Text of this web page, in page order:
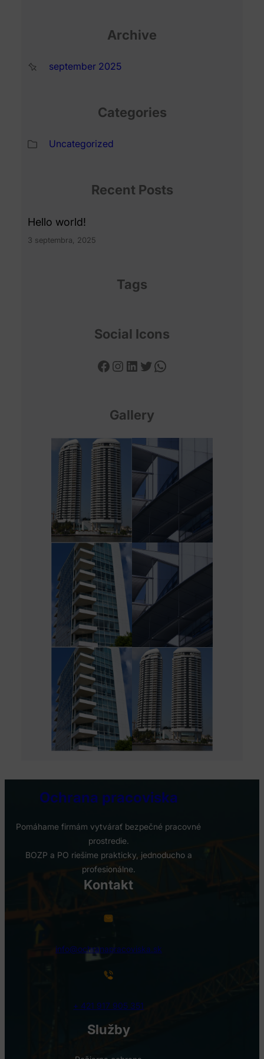
Archive
september 2025
Categories
Uncategorized
Recent Posts
Hello world!
3 septembra, 2025
Tags
Social Icons
Facebook Instagram LinkedIn Twitter WhatsApp
Gallery
Ochrana pracoviska
Pomáhame firmám vytvárať bezpečné pracovné
prostredie.
BOZP a PO riešime prakticky, jednoducho a
profesionálne.
Služby
Kontakt
info@ochranapracoviska.sk
+ 421 917 905 351